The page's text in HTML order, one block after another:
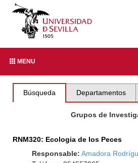
MENU
Búsqueda Departamentos
Grupos de
RNM320: Ecologia de los Peces
Responsable: Amadora